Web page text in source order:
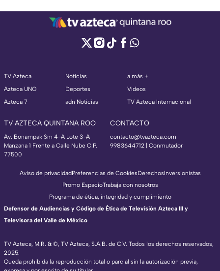
TV Azteca
Azteca UNO
Azteca 7
Noticias
Deportes
adn Noticias
a más +
Videos
TV Azteca Internacional
TV AZTECA QUINTANA ROO
Av. Bonampak Sm 4-A Lote 3-A
Manzana 1 Frente a Calle Nube C.P.
77500
CONTACTO
contacto@tvazteca.com
9983644712 | Conmutador
TV Azteca, M.R. & ©, TV Azteca, S.A.B. de C.V. Todos los derechos reservados,
2025.
Queda prohibida la reproducción total o parcial sin la autorización previa,
Aviso de privacidadPreferencias de CookiesDerechosInversionistas
Promo EspacioTrabaja con nosotros
Programa de ética, integridad y cumplimiento
Defensor de Audiencias y Código de Ética de Televisión Azteca III y
Televisora del Valle de México